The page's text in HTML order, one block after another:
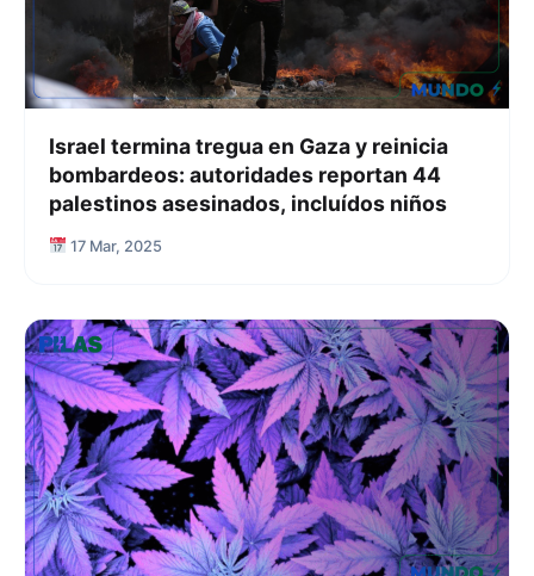
Israel termina tregua en Gaza y reinicia
bombardeos: autoridades reportan 44
palestinos asesinados, incluídos niños
17 Mar, 2025